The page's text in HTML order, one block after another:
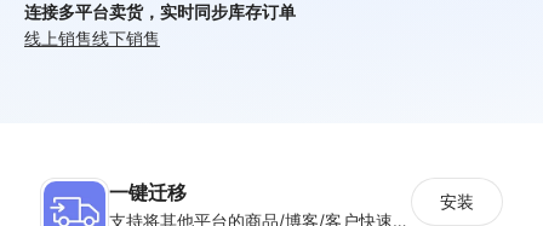
连接多平台卖货，实时同步库存订单
线上销售线下销售
一键迁移
支持将其他平台的商品/博客/客户快速迁移到Shoplazza平台
安装